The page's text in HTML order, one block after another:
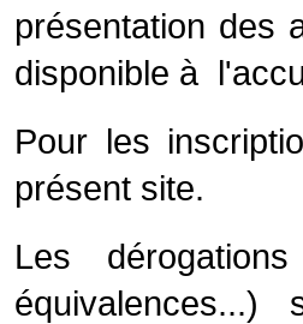
présentation des
disponible à
Pour les
présent site.
Les